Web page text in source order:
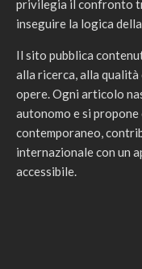
privilegia il confronto
inseguire la logica
Il sito pubblica
alla ricerca, alla
opere. Ogni articolo
autonomo e si
contemporaneo,
internazionale con un
accessibile.